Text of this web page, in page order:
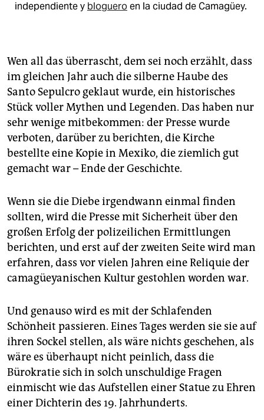
independiente y blogueroen la ciudad de Camagüey.
Wen all das überrascht, dem sei noch erzählt, dass
im gleichen Jahr auch die silberne Haube des
Santo Sepulcro geklaut wurde, ein historisches
Stück voller Mythen und Legenden. Das haben nur
sehr wenige mitbekommen: der Presse wurde
verboten, darüber zu berichten, die Kirche
bestellte eine Kopie in Mexiko, die ziemlich gut
gemacht war – Ende der Geschichte.
Wenn sie die Diebe irgendwann einmal finden
sollten, wird die Presse mit Sicherheit über den
großen Erfolg der polizeilichen Ermittlungen
berichten, und erst auf der zweiten Seite wird man
erfahren, dass vor vielen Jahren eine Reliquie der
camagüeyanischen Kultur gestohlen worden war.
Und genauso wird es mit der Schlafenden
Schönheit passieren. Eines Tages werden sie sie auf
ihren Sockel stellen, als wäre nichts geschehen, als
wäre es überhaupt nicht peinlich, dass die
Bürokratie sich in solch unschuldige Fragen
einmischt wie das Aufstellen einer Statue zu Ehren
einer Dichterin des 19. Jahrhunderts.